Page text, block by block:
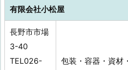
有限会社小松屋
長野市市場
3-40
TEL026-
包装・容器・資材